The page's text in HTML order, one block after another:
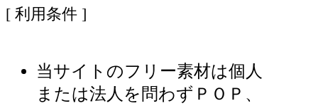
[ 利用条件 ]
当サイトのフリー素材は個人
または法人を問わずＰＯＰ、